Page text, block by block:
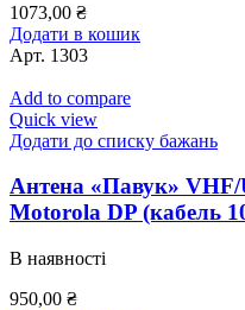
1073,00 ₴
Додати в кошик
Арт. 1303
Add to compare
Quick view
Додати до списку бажань
Антена «Павук» VHF/
Motorola DP (кабель
В наявності
950,00 ₴